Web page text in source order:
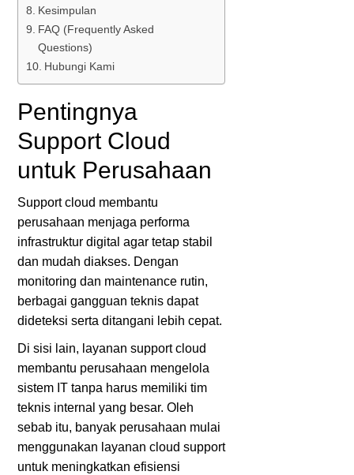
Kesimpulan
FAQ (Frequently Asked
Questions)
Hubungi Kami
Pentingnya
Support Cloud
untuk Perusahaan
Support cloud membantu
perusahaan menjaga performa
infrastruktur digital agar tetap stabil
dan mudah diakses. Dengan
monitoring dan maintenance rutin,
berbagai gangguan teknis dapat
dideteksi serta ditangani lebih cepat.
Di sisi lain, layanan support cloud
membantu perusahaan mengelola
sistem IT tanpa harus memiliki tim
teknis internal yang besar. Oleh
sebab itu, banyak perusahaan mulai
menggunakan layanan cloud support
untuk meningkatkan efisiensi